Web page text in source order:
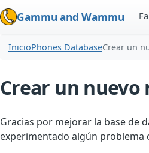
Gammu and Wammu
InicioPhones DatabaseCrear un
Crear un
Gracias por mejorar la base de
experimentado algún problema